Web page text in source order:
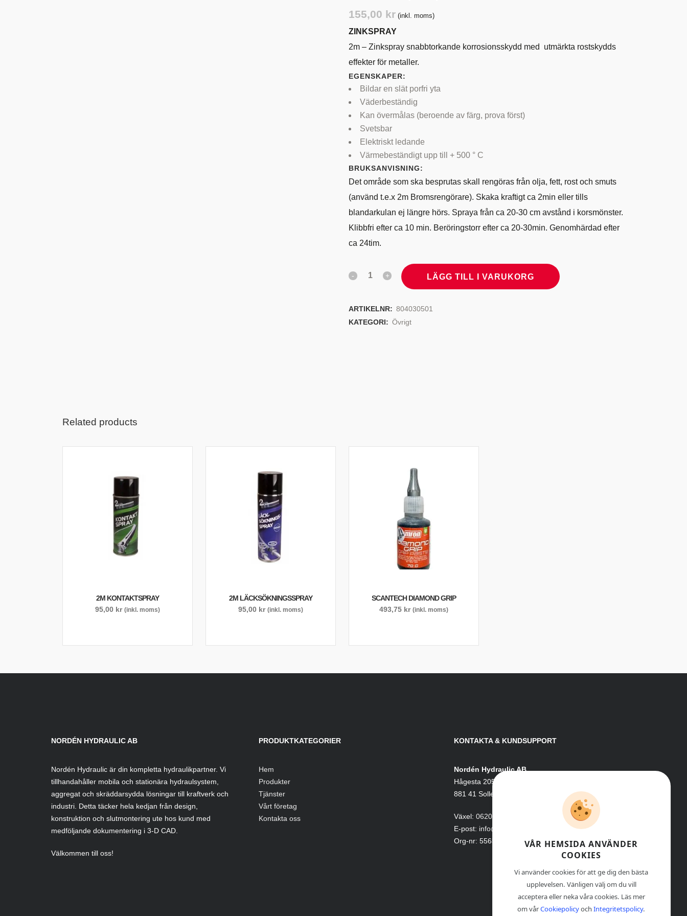
155,00 kr (inkl. moms)
ZINKSPRAY
2m – Zinkspray snabbtorkande korrosionsskydd med utmärkta rostskydds
effekter för metaller.
EGENSKAPER:
Bildar en slät porfri yta
Väderbeständig
Kan övermålas (beroende av färg, prova först)
Svetsbar
Elektriskt ledande
Värmebeständigt upp till + 500 ° C
BRUKSANVISNING:
Det område som ska besprutas skall rengöras från olja, fett, rost och smuts
(använd t.e.x 2m Bromsrengörare). Skaka kraftigt ca 2min eller tills
blandarkulan ej längre hörs. Spraya från ca 20-30 cm avstånd i korsmönster.
Klibbfri efter ca 10 min. Beröringstorr efter ca 20-30min. Genomhärdad efter
ca 24tim.
LÄGG TILL I VARUKORG
ARTIKELNR: 804030501
KATEGORI: Övrigt
Related products
2M KONTAKTSPRAY
95,00 kr (inkl. moms)
2M LÄCKSÖKNINGSSPRAY
95,00 kr (inkl. moms)
SCANTECH DIAMOND GRIP
493,75 kr (inkl. moms)
NORDÉN HYDRAULIC AB
Nordén Hydraulic är din kompletta hydraulikpartner. Vi
tillhandahåller mobila och stationära hydraulsystem,
aggregat och skräddarsydda lösningar till kraftverk och
industri. Detta täcker hela kedjan från design,
konstruktion och slutmontering ute hos kund med
medföljande dokumentering i 3-D CAD.
Välkommen till oss!
PRODUKTKATEGORIER
Hem
Produkter
Tjänster
Vårt företag
Kontakta oss
KONTAKTA & KUNDSUPPORT
Nordén Hydraulic AB
Hågesta 205
881 41 Sollefteå
Växel: 0620-161 41
E-post: info@nordenhydraulic.se
Org-nr: 556531-8424
VÅR HEMSIDA ANVÄNDER
COOKIES
Vi använder cookies för att ge dig den bästa
upplevelsen. Vänligen välj om du vill
acceptera eller neka våra cookies. Läs mer
om vårCookiepolicyochIntegritetspolicy.